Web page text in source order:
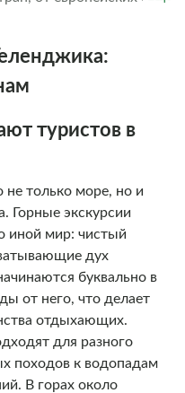
Ликийскую тропу в
пеших маршрутов
хребта от
походы — знаю, как
новичков.
хотите покорить
и покажу лучшие
возможность
живописными местами
историю и
всего за один день.
подберем любой тип
коллег, друзей и
с детьми, детей и
Мы команда
туристов в
только море, но и
Горные экскурсии
иной мир: чистый
дух
буквально в
от него, что делает
отдыхающих.
для разного
походов к водопадам
В горах около